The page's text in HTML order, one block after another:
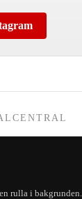
rulla i bakgrunden.